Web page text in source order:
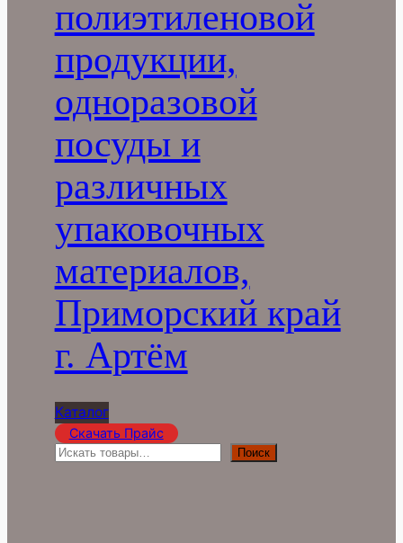
полиэтиленовой
продукции,
одноразовой
посуды и
различных
упаковочных
материалов,
Приморский край
г. Артём
Каталог
Скачать Прайс
П
Поиск